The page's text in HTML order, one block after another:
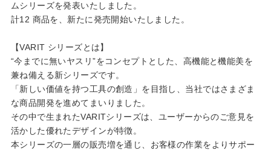
ムシリーズを発表いたしました。
計12 商品を、新たに発売開始いたしました。
【VARIT シリーズとは】
“今までに無いヤスリ”をコンセプトとした、高機能と機能美を
兼ね備える新シリーズです。
「新しい価値を持つ工具の創造」を目指し、当社ではさまざま
な商品開発を進めてまいりました。
その中で生まれたVARITシリーズは、ユーザーからのご意見を
活かした優れたデザインが特徴。
本シリーズの一層の販売増を通じ、お客様の作業をよりサポー